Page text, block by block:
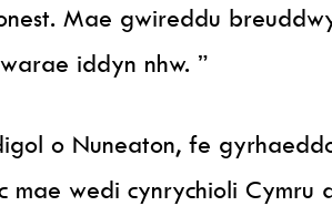
Mae gwireddu
iddyn nhw. ”
o Nuneaton, fe
mae wedi cynrychioli